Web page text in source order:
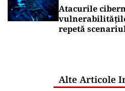
Atacurile
repetă
Alte Articole